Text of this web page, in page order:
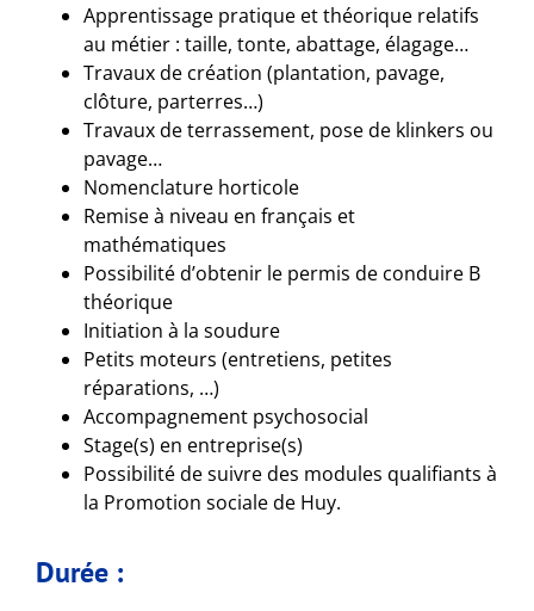
Apprentissage pratique et théorique relatifs
au métier : taille, tonte, abattage, élagage…
Travaux de création (plantation, pavage,
clôture, parterres…)
Travaux de terrassement, pose de klinkers ou
pavage…
Nomenclature horticole
Remise à niveau en français et
mathématiques
Possibilité d’obtenir le permis de conduire B
théorique
Initiation à la soudure
Petits moteurs (entretiens, petites
réparations, …)
Accompagnement psychosocial
Stage(s) en entreprise(s)
Possibilité de suivre des modules qualifiants à
la Promotion sociale de Huy.
Durée :